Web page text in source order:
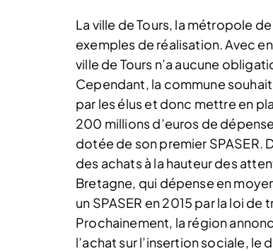
La ville de Tours, la métropole
exemples de réalisation. Avec
ville de Tours n’a aucune
Cependant, la commune
par les élus et donc mettre en
200 millions d’euros de
dotée de son premier SPASER.
des achats à la hauteur des
Bretagne, qui dépense en
un SPASER en 2015 par la loi
Prochainement, la région
l’achat sur l’insertion sociale,